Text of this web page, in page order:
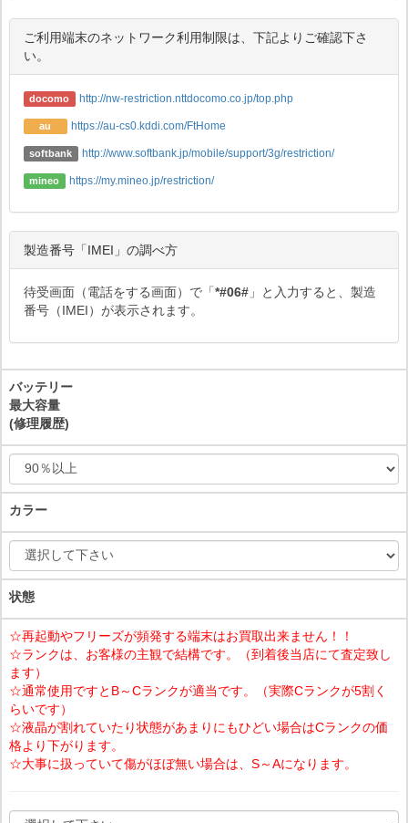
ご利用端末のネットワーク利用制限は、下記よりご確認下さ
い。
docomo http://nw-restriction.nttdocomo.co.jp/top.php
au https://au-cs0.kddi.com/FtHome
softbank http://www.softbank.jp/mobile/support/3g/restriction/
mineo https://my.mineo.jp/restriction/
製造番号「IMEI」の調べ方
待受画面（電話をする画面）で「*#06# 」と入力すると、製造
番号（IMEI）が表示されます。
バッテリー
最大容量
(修理履歴)
カラー
状態
☆再起動やフリーズが頻発する端末はお買取出来ません！！
☆ランクは、お客様の主観で結構です。（到着後当店にて査定致し
ます）
☆通常使用ですとB～Cランクが適当です。（実際Cランクが5割く
らいです）
☆液晶が割れていたり状態があまりにもひどい場合はCランクの価
格より下がります。
☆大事に扱っていて傷がほぼ無い場合は、S～Aになります。